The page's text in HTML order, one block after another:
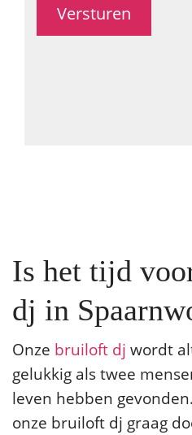
Is het tijd
dj in
Onze bruiloft dj wordt
gelukkig als twee
leven hebben
onze bruiloft dj graag